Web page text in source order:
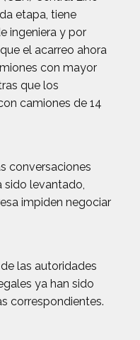
etapa, tiene
ingeniera y por
el acarreo ahora
con mayor
que los
camiones de 14
conversaciones
sido levantado,
impiden negociar
las autoridades
ya han sido
correspondientes.